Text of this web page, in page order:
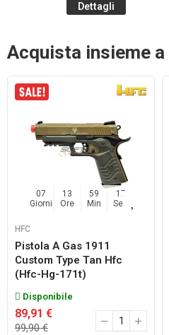
Dettagli
Acquista insieme a
07
Giorni
13
Ore
59
Min
17
Sec
HFC
Pistola A Gas 1911
Custom Type Tan Hfc
(hfc-Hg-171t)
Disponibile
89,91 €
99,90 €